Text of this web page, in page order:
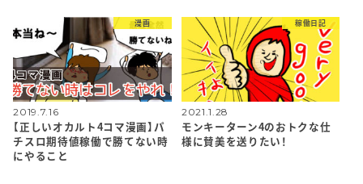
漫画
2019.7.16
【正しいオカルト4コマ漫画】パ
チスロ期待値稼働で勝てない時
にやること
稼働日記
2021.1.28
モンキーターン4のおトクな仕
様に賛美を送りたい！